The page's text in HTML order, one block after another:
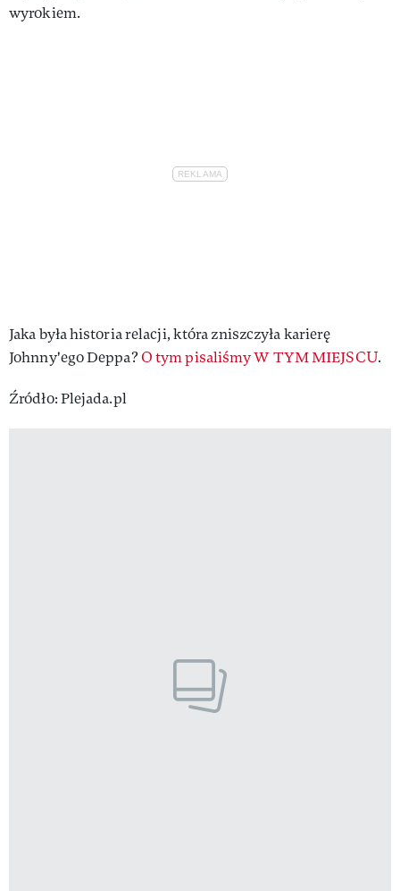
wyrokiem.
Jaka była historia relacji, która zniszczyła karierę
Johnny'ego Deppa?O tym pisaliśmy W TYM MIEJSCU.
Źródło: Plejada.pl